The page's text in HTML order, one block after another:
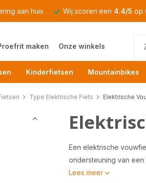
aan huis Wij scoren een 4.4/5 op
maken Onze winkels
Kinderfietsen Mountainbikes
Type Elektrische Fiets Elektrische
Een elektrische
ondersteuning van
Lees meer